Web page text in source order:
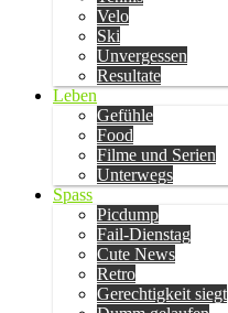
Velo
Ski
Unvergessen
Resultate
Leben
Gefühle
Food
Filme und Serien
Unterwegs
Spass
Picdump
Fail-Dienstag
Cute News
Retro
Gerechtigkeit siegt